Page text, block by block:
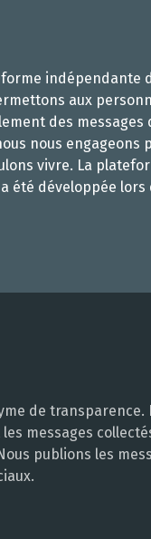
indépendante
aux
des messages
nous engageons
vivre. La
été développée lors
de
messages
publions les